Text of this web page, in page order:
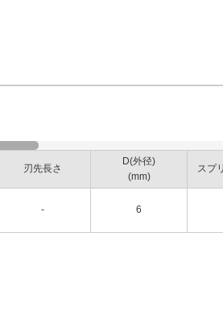
刃先長さ
D(外径)
(mm)
スプ
- 6